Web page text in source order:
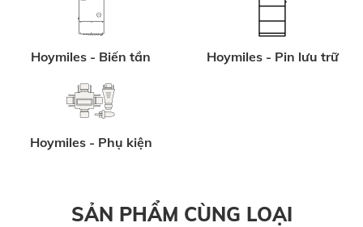
Hoymiles - Biến tần Hoymiles - Pin lưu trữ
Hoymiles - Phụ kiện
SẢN PHẨM CÙNG LOẠI